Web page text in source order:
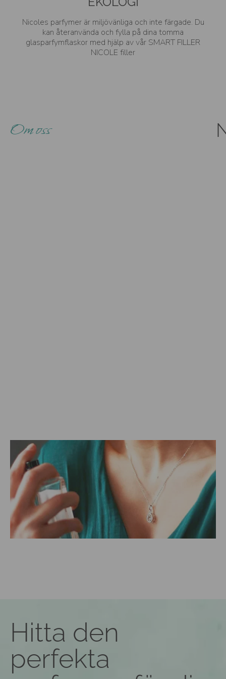
Nicoles parfymer är miljövänliga och inte färgade. Du
kan återanvända och fylla på dina tomma
glasparfymflaskor med hjälp av vår SMART FILLER
NICOLE filler
Om oss
Hitta den
perfekta